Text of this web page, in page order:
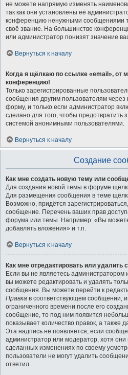
не можете напрямую изменять
так как они установлены её
конференцию ненужными сообщениями
своё звание. На большинстве
или администратор понизят значение
Вернуться к началу
Когда я щёлкаю по ссылке «email», от
конференцию!
Только зарегистрированные
сообщения другим пользователям
форму, и только если администратор
сделано для того, чтобы предотвратить
системой анонимными пользователями.
Вернуться к началу
Создание
Как мне создать новую тему или
Для создания новой темы в форуме
Для размещения сообщения в теме
Возможно, придётся
сообщение. Перечень ваших прав
форума или темы. Например: «Вы
добавлять вложения» и т.п.
Вернуться к началу
Как мне отредактировать или удалить
Если вы не являетесь
вы можете редактировать и удалять
сообщения. Вы можете перейти к
Правка в соответствующем сообщении,
ограниченного времени после его
сообщение, то под ним появится
показывает количество правок, а также
Эта надпись не появляется, если
администратор или модератор, хотя они
сделанных изменениях по своему
пользователи не могут удалить
ответил.